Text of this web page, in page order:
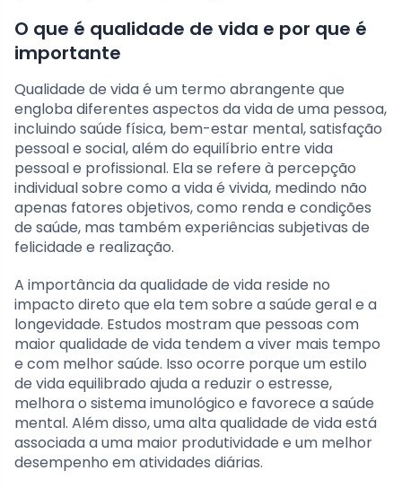
O que é qualidade de vida e por que é
importante
Qualidade de vida é um termo abrangente que
engloba diferentes aspectos da vida de uma pessoa,
incluindo saúde física, bem-estar mental, satisfação
pessoal e social, além do equilíbrio entre vida
pessoal e profissional. Ela se refere à percepção
individual sobre como a vida é vivida, medindo não
apenas fatores objetivos, como renda e condições
de saúde, mas também experiências subjetivas de
felicidade e realização.
A importância da qualidade de vida reside no
impacto direto que ela tem sobre a saúde geral e a
longevidade. Estudos mostram que pessoas com
maior qualidade de vida tendem a viver mais tempo
e com melhor saúde. Isso ocorre porque um estilo
de vida equilibrado ajuda a reduzir o estresse,
melhora o sistema imunológico e favorece a saúde
mental. Além disso, uma alta qualidade de vida está
associada a uma maior produtividade e um melhor
desempenho em atividades diárias.